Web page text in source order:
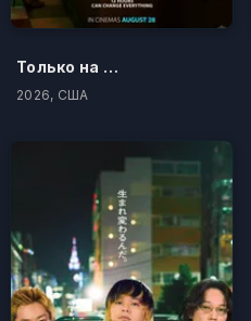
Только на одну ночь
2026, США